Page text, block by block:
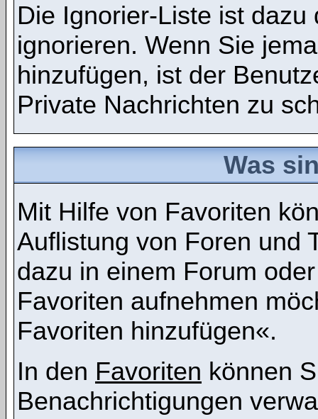
Die Ignorier-Liste ist
ignorieren. Wenn Sie
hinzufügen, ist der
Private Nachrichten zu
Was
Mit Hilfe von Favoriten
Auflistung von Foren und
dazu in einem Forum
Favoriten aufnehmen
Favoriten hinzufügen«.
In den Favoriten können
Benachrichtigungen